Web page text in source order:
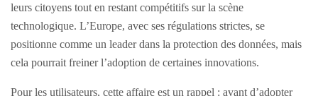
leurs citoyens tout en restant compétitifs sur la scène
technologique. L’Europe, avec ses régulations strictes, se
positionne comme un leader dans la protection des données, mais
cela pourrait freiner l’adoption de certaines innovations.
Pour les utilisateurs, cette affaire est un rappel : avant d’adopter